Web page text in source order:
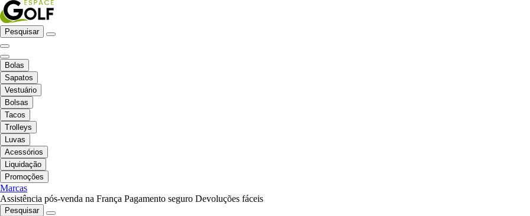
Pesquisar
Bolas
Sapatos
Vestuário
Bolsas
Tacos
Trolleys
Luvas
Acessórios
Liquidação
Promoções
Marcas
Assistência pós-venda na França Pagamento seguro Devoluções fáceis
Pesquisar